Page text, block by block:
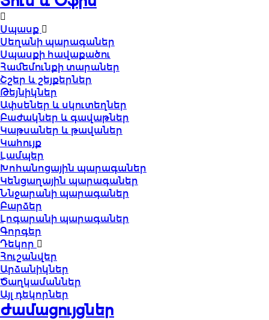
Սպասք
Սեղանի պարագաներ
Սպասքի հավաքածու
Համեմունքի տարաներ
Շշեր և շեյքերներ
Թեյնիկներ
Ափսեներ և սկուտեղներ
Բաժակներ և գավաթներ
Կաթսաներ և թավաներ
Կահույք
Լամպեր
Խոհանոցային պարագաներ
Կենցաղային պարագաներ
Ննջարանի պարագաներ
Բարձեր
Լոգարանի պարագաներ
Գորգեր
Դեկոր
Հուշանվեր
Արձանիկներ
Ծաղկամաններ
Այլ դեկորներ
Ժամացույցներ